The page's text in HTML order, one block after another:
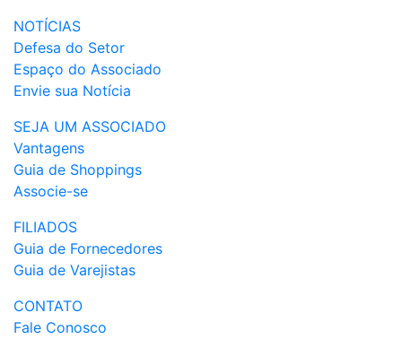
NOTÍCIAS
Defesa do Setor
Espaço do Associado
Envie sua Notícia
SEJA UM ASSOCIADO
Vantagens
Guia de Shoppings
Associe-se
FILIADOS
Guia de Fornecedores
Guia de Varejistas
CONTATO
Fale Conosco